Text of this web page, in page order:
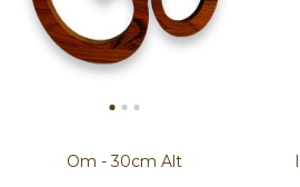
Om - 30cm Alt